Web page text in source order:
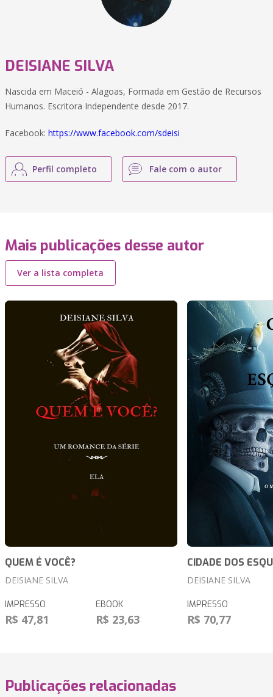
DEISIANE SILVA
Nascida em Maceió - Alagoas, Formada em Gestão de Recursos
Humanos. Escritora Independente desde 2017.
Facebook: https://www.facebook.com/sdeisi
Perfil completo Fale com o autor
Mais publicações desse autor
Ver a lista completa
QUEM É VOCÊ?
DEISIANE SILVA
IMPRESSO
R$ 47,81
EBOOK
R$ 23,63
CIDADE DOS
DEISIANE SILVA
IMPRESSO
R$ 70,77
Publicações relacionadas